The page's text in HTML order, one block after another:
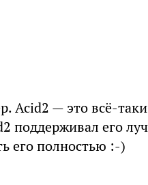
Acid2 — это всё-
его
его полностью :-)